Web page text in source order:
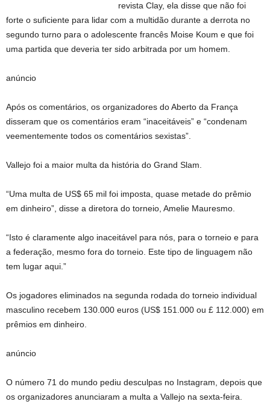
revista Clay, ela disse que não foi
forte o suficiente para lidar com a multidão durante a derrota no
segundo turno para o adolescente francês Moise Koum e que foi
uma partida que deveria ter sido arbitrada por um homem.
anúncio
Após os comentários, os organizadores do Aberto da França
disseram que os comentários eram “inaceitáveis” e “condenam
veementemente todos os comentários sexistas”.
Vallejo foi a maior multa da história do Grand Slam.
“Uma multa de US$ 65 mil foi imposta, quase metade do prêmio
em dinheiro”, disse a diretora do torneio, Amelie Mauresmo.
“Isto é claramente algo inaceitável para nós, para o torneio e para
a federação, mesmo fora do torneio. Este tipo de linguagem não
tem lugar aqui.”
Os jogadores eliminados na segunda rodada do torneio individual
masculino recebem 130.000 euros (US$ 151.000 ou £ 112.000) em
prêmios em dinheiro.
anúncio
O número 71 do mundo pediu desculpas no Instagram, depois que
os organizadores anunciaram a multa a Vallejo na sexta-feira.